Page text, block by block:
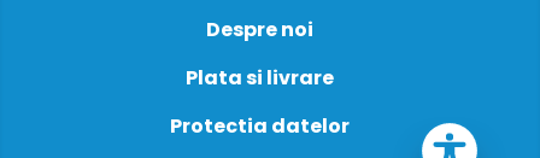
Despre noi
Plata si livrare
Protectia datelor